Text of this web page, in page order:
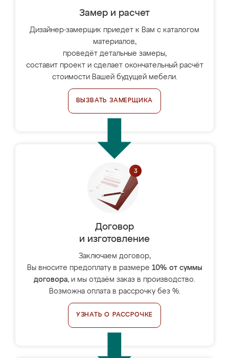
Замер и расчет
Дизайнер-замерщик приедет к Вам с каталогом
материалов,
проведёт детальные замеры,
составит проект и сделает окончательный расчёт
стоимости Вашей будущей мебели.
ВЫЗВАТЬ ЗАМЕРЩИКА
Договор
и изготовление
Заключаем договор,
Вы вносите предоплату в размере 10% от суммы
договора, и мы отдаём заказ в производство.
Возможна оплата в рассрочку без %.
УЗНАТЬ О РАССРОЧКЕ